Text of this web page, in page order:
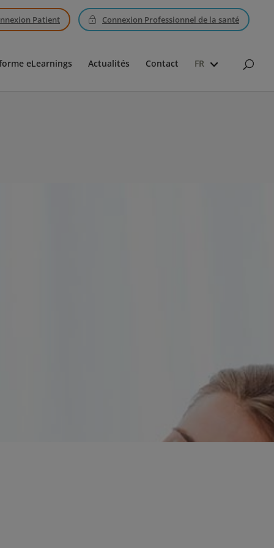
Patient Connexion Professionnel de la santé
eLearnings Actualités Contact FR